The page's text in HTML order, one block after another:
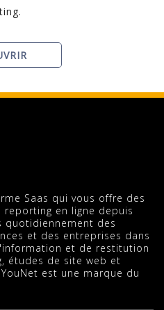
Saas qui vous offre des
reporting en ligne depuis
quotidiennement des
et des entreprises dans
et de restitution
études de site web et
est une marque du